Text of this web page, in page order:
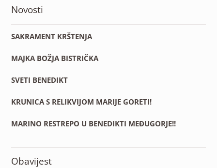
Novosti
SAKRAMENT KRŠTENJA
MAJKA BOŽJA BISTRIČKA
SVETI BENEDIKT
KRUNICA S RELIKVIJOM MARIJE GORETI!
MARINO RESTREPO U BENEDIKTI MEĐUGORJE!!
Obavijest